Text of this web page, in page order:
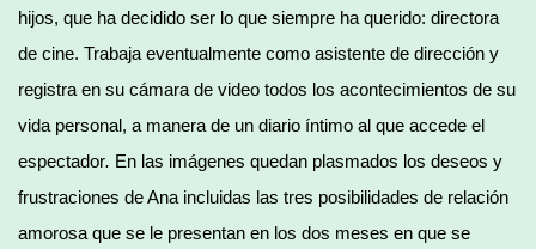
hijos, que ha decidido ser lo que siempre ha querido: directora
de cine. Trabaja eventualmente como asistente de dirección y
registra en su cámara de video todos los acontecimientos de su
vida personal, a manera de un diario íntimo al que accede el
espectador. En las imágenes quedan plasmados los deseos y
frustraciones de Ana incluidas las tres posibilidades de relación
amorosa que se le presentan en los dos meses en que se